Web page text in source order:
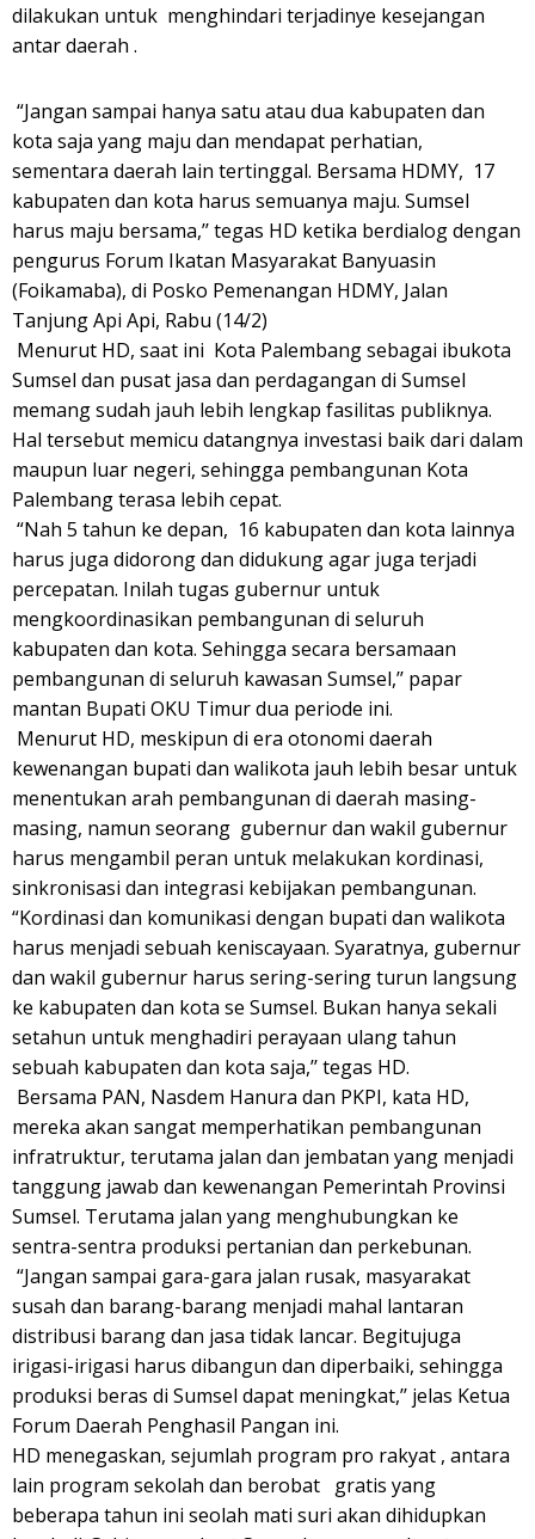
dilakukan untuk menghindari terjadinye kesejangan
antar daerah .
“Jangan sampai hanya satu atau dua kabupaten dan
kota saja yang maju dan mendapat perhatian,
sementara daerah lain tertinggal. Bersama HDMY, 17
kabupaten dan kota harus semuanya maju. Sumsel
harus maju bersama,’’ tegas HD ketika berdialog dengan
pengurus Forum Ikatan Masyarakat Banyuasin
(Foikamaba), di Posko Pemenangan HDMY, Jalan
Tanjung Api Api, Rabu (14/2)
Menurut HD, saat ini Kota Palembang sebagai ibukota
Sumsel dan pusat jasa dan perdagangan di Sumsel
memang sudah jauh lebih lengkap fasilitas publiknya.
Hal tersebut memicu datangnya investasi baik dari dalam
maupun luar negeri, sehingga pembangunan Kota
Palembang terasa lebih cepat.
“Nah 5 tahun ke depan, 16 kabupaten dan kota lainnya
harus juga didorong dan didukung agar juga terjadi
percepatan. Inilah tugas gubernur untuk
mengkoordinasikan pembangunan di seluruh
kabupaten dan kota. Sehingga secara bersamaan
pembangunan di seluruh kawasan Sumsel,’’ papar
mantan Bupati OKU Timur dua periode ini.
Menurut HD, meskipun di era otonomi daerah
kewenangan bupati dan walikota jauh lebih besar untuk
menentukan arah pembangunan di daerah masing-
masing, namun seorang gubernur dan wakil gubernur
harus mengambil peran untuk melakukan kordinasi,
sinkronisasi dan integrasi kebijakan pembangunan.
“Kordinasi dan komunikasi dengan bupati dan walikota
harus menjadi sebuah keniscayaan. Syaratnya, gubernur
dan wakil gubernur harus sering-sering turun langsung
ke kabupaten dan kota se Sumsel. Bukan hanya sekali
setahun untuk menghadiri perayaan ulang tahun
sebuah kabupaten dan kota saja,’’ tegas HD.
Bersama PAN, Nasdem Hanura dan PKPI, kata HD,
mereka akan sangat memperhatikan pembangunan
infratruktur, terutama jalan dan jembatan yang menjadi
tanggung jawab dan kewenangan Pemerintah Provinsi
Sumsel. Terutama jalan yang menghubungkan ke
sentra-sentra produksi pertanian dan perkebunan.
“Jangan sampai gara-gara jalan rusak, masyarakat
susah dan barang-barang menjadi mahal lantaran
distribusi barang dan jasa tidak lancar. Begitujuga
irigasi-irigasi harus dibangun dan diperbaiki, sehingga
produksi beras di Sumsel dapat meningkat,’’ jelas Ketua
Forum Daerah Penghasil Pangan ini.
HD menegaskan, sejumlah program pro rakyat , antara
lain program sekolah dan berobat gratis yang
beberapa tahun ini seolah mati suri akan dihidupkan